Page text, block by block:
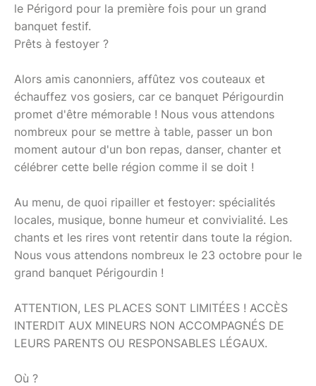
le Périgord pour la première fois pour un grand
banquet festif.
Prêts à festoyer ?
Alors amis canonniers, affûtez vos couteaux et
échauffez vos gosiers, car ce banquet Périgourdin
promet d'être mémorable ! Nous vous attendons
nombreux pour se mettre à table, passer un bon
moment autour d'un bon repas, danser, chanter et
célébrer cette belle région comme il se doit !
Au menu, de quoi ripailler et festoyer: spécialités
locales, musique, bonne humeur et convivialité. Les
chants et les rires vont retentir dans toute la région.
Nous vous attendons nombreux le 23 octobre pour le
grand banquet Périgourdin !
ATTENTION, LES PLACES SONT LIMITÉES ! ACCÈS
INTERDIT AUX MINEURS NON ACCOMPAGNÉS DE
LEURS PARENTS OU RESPONSABLES LÉGAUX.
Où ?